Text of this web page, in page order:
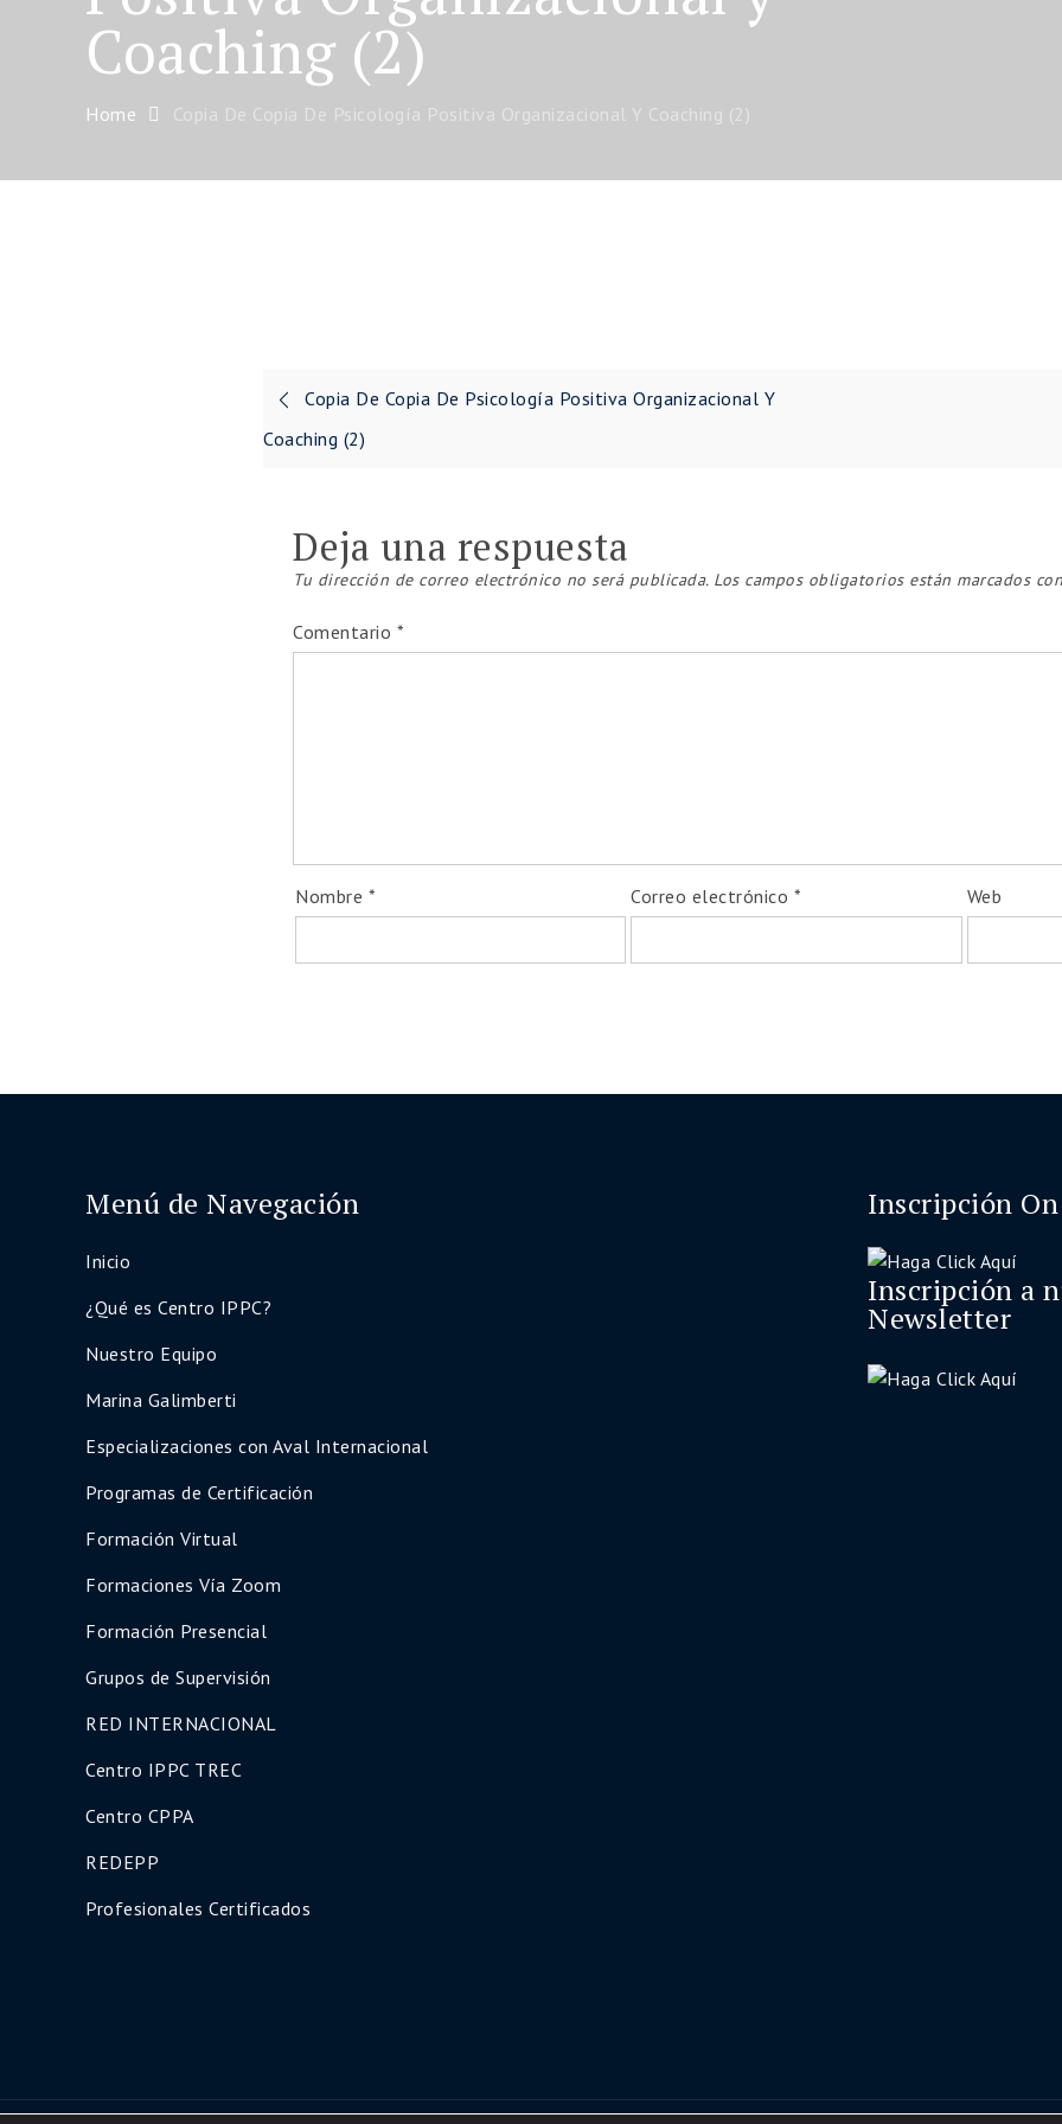
Coaching (2)
Home Copia De Copia De Psicología Positiva Organizacional Y Coaching (2)
Navegación
de
Copia De Copia De Psicología Positiva Organizacional Y
Coaching (2)
Deja una respuesta
Tu dirección de correo electrónico no será publicada. Los campos obligatorios están marcados con
Comentario *
Nombre * Correo electrónico * Web
Menú de Navegación
Inicio
¿Qué es Centro IPPC?
Nuestro Equipo
Marina Galimberti
Especializaciones con Aval Internacional
Programas de Certificación
Formación Virtual
Formaciones Vía Zoom
Formación Presencial
Grupos de Supervisión
RED INTERNACIONAL
Centro IPPC TREC
Centro CPPA
REDEPP
Profesionales Certificados
Inscripción
Inscripción a
Newsletter
🎯 Accedé a todo el contenido de inmediato, con materiales actualizados y
Asegurá tu lugar hoy y potenciá tu desarrollo
ahora!